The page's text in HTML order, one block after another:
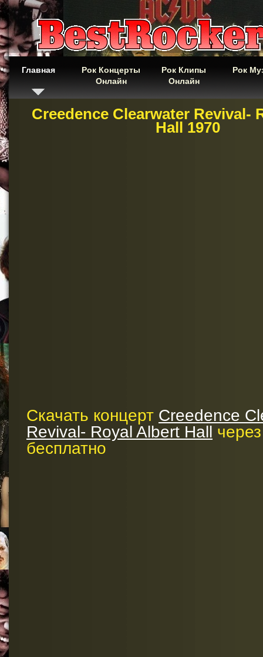
Главная
Рок Концерты
Онлайн
Рок Клипы
Онлайн
Рок
Creedence Clearwater Revival-
Hall 1970
Скачать концерт Creedence
Revival- Royal Albert Hall
бесплатно